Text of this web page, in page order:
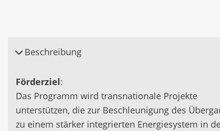
Beschreibung
Förderziel:
Das Programm wird transnationale Projekte
unterstützen, die zur Beschleunigung des
zu einem stärker integrierten Energiesystem in